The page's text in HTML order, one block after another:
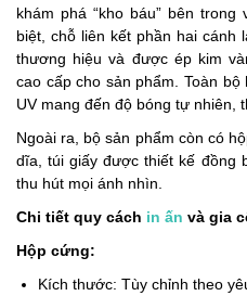
khám phá “kho báu” bên
biệt, chỗ liên kết phần hai cánh
thương hiệu và được ép kim
cao cấp cho sản phẩm. Toàn
UV mang đến độ bóng tự nhiên,
Ngoài ra, bộ sản phẩm còn có
dĩa, túi giấy được thiết kế đồng
thu hút mọi ánh nhìn.
Chi tiết quy cách in ấn và gia
Hộp cứng:
Kích thước: Tùy chỉnh theo